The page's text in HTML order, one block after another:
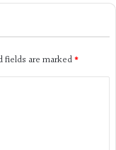
fields are marked*